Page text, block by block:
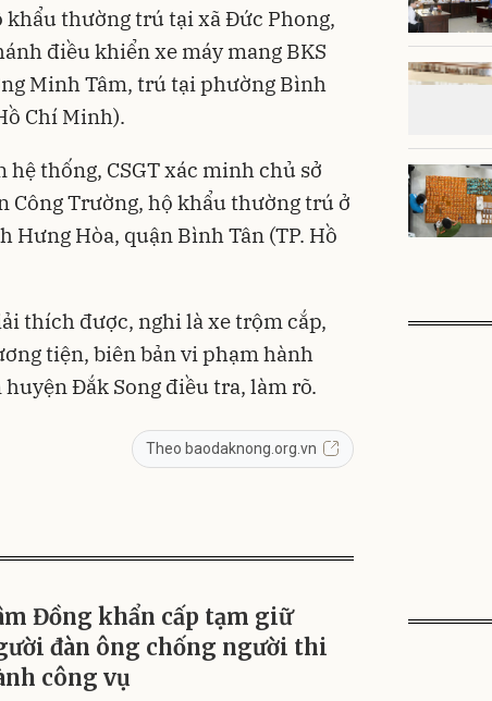
khẩu thường trú tại xã Đức Phong,
điều khiển xe máy mang BKS
Minh Tâm, trú tại phường Bình
Chí Minh).
thống, CSGT xác minh chủ sở
Công Trường, hộ khẩu thường trú ở
Hưng Hòa, quận Bình Tân (TP. Hồ
thích được, nghi là xe trộm cắp,
tiện, biên bản vi phạm hành
Đắk Song điều tra, làm rõ.
Theo baodaknong.org.vn
Đồng khẩn cấp tạm giữ
đàn ông chống người thi
công vụ